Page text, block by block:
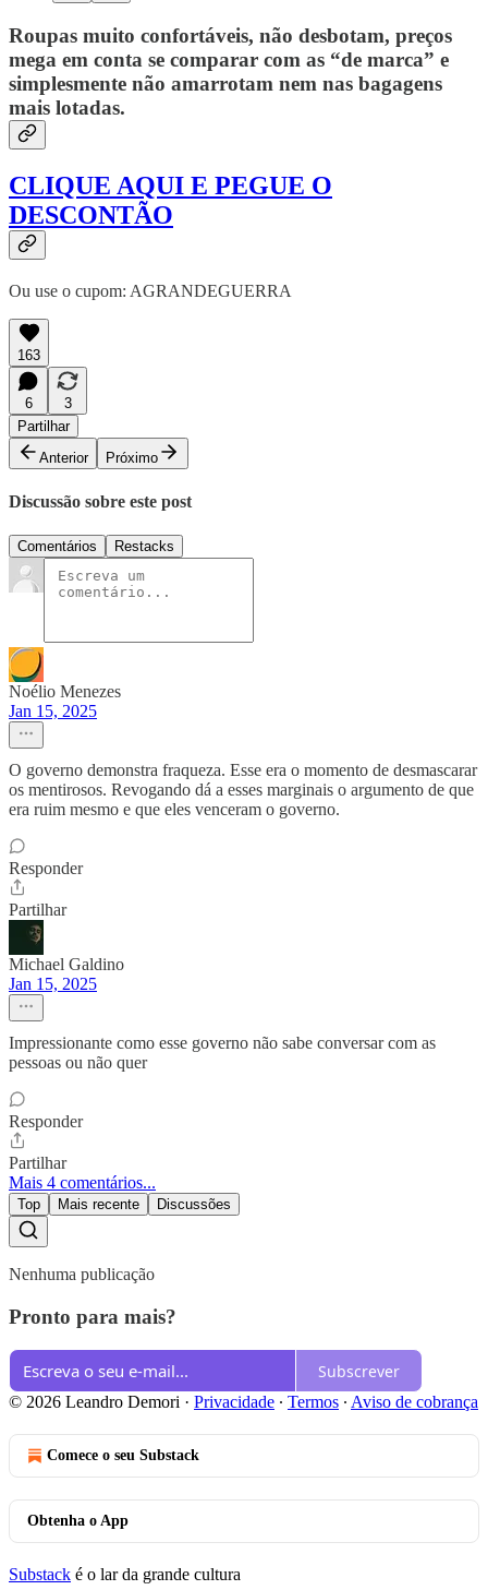
Roupas muito confortáveis, não desbotam, preços
mega em conta se comparar com as “de marca” e
simplesmente não amarrotam nem nas bagagens
mais lotadas.
CLIQUE AQUI E PEGUE O
DESCONTÃO
Ou use o cupom: AGRANDEGUERRA
163
6
3
Partilhar
Anterior
Próximo
Discussão sobre este post
Comentários Restacks
Noélio Menezes
Jan 15, 2025
O governo demonstra fraqueza. Esse era o momento de desmascarar
os mentirosos. Revogando dá a esses marginais o argumento de que
era ruim mesmo e que eles venceram o governo.
Responder
Partilhar
Michael Galdino
Jan 15, 2025
Impressionante como esse governo não sabe conversar com as
pessoas ou não quer
Responder
Partilhar
Mais 4 comentários...
Top Mais recente Discussões
Nenhuma publicação
Pronto para mais?
Subscrever
© 2026 Leandro Demori · Privacidade ∙ Termos ∙ Aviso de cobrança
Comece o seu Substack
Obtenha o App
Substack é o lar da grande cultura